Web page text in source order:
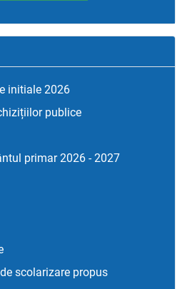
initiale 2026
publice
primar 2026 - 2027
scolarizare propus